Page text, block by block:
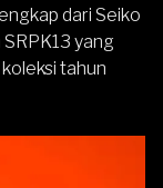
dari Seiko
yang
tahun